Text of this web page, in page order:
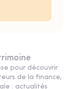
pour découvrir
de la finance,
: actualités